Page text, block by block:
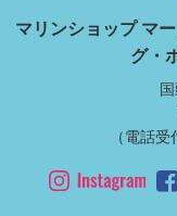
マリンショップ マ
グ・
（電話